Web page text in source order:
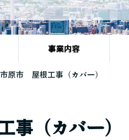
事業内容
原市 屋根工事（カバー）
事（カバー）